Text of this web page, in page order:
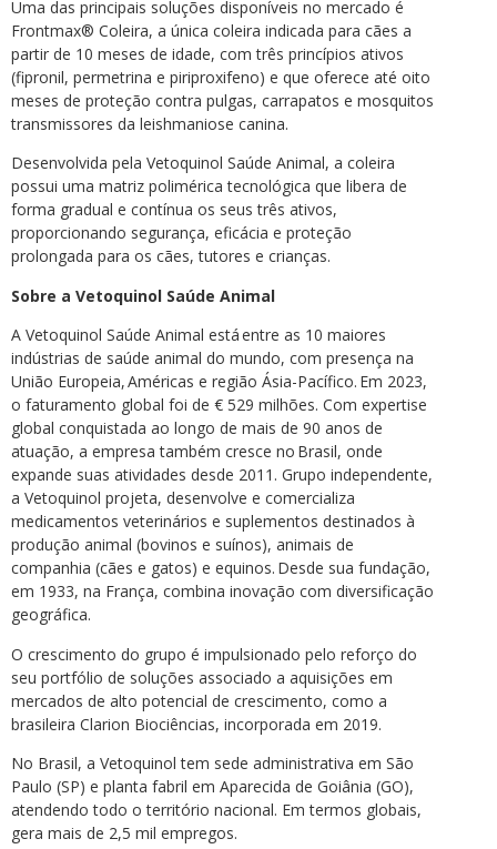
Uma das principais soluções disponíveis no mercado é
Frontmax® Coleira, a única coleira indicada para cães a
partir de 10 meses de idade, com três princípios ativos
(fipronil, permetrina e piriproxifeno) e que oferece até oito
meses de proteção contra pulgas, carrapatos e mosquitos
transmissores da leishmaniose canina.
Desenvolvida pela Vetoquinol Saúde Animal, a coleira
possui uma matriz polimérica tecnológica que libera de
forma gradual e contínua os seus três ativos,
proporcionando segurança, eficácia e proteção
prolongada para os cães, tutores e crianças.
Sobre a Vetoquinol Saúde Animal
A Vetoquinol Saúde Animal está entre as 10 maiores
indústrias de saúde animal do mundo, com presença na
União Europeia, Américas e região Ásia-Pacífico. Em 2023,
o faturamento global foi de € 529 milhões. Com expertise
global conquistada ao longo de mais de 90 anos de
atuação, a empresa também cresce no Brasil, onde
expande suas atividades desde 2011. Grupo independente,
a Vetoquinol projeta, desenvolve e comercializa
medicamentos veterinários e suplementos destinados à
produção animal (bovinos e suínos), animais de
companhia (cães e gatos) e equinos. Desde sua fundação,
em 1933, na França, combina inovação com diversificação
geográfica.
O crescimento do grupo é impulsionado pelo reforço do
seu portfólio de soluções associado a aquisições em
mercados de alto potencial de crescimento, como a
brasileira Clarion Biociências, incorporada em 2019.
No Brasil, a Vetoquinol tem sede administrativa em São
Paulo (SP) e planta fabril em Aparecida de Goiânia (GO),
atendendo todo o território nacional. Em termos globais,
gera mais de 2,5 mil empregos.